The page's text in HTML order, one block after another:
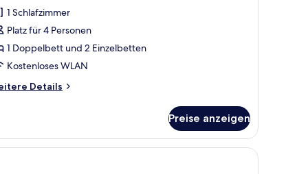
1 Schlafzimmer
Platz für 4 Personen
1 Doppelbett und 2 Einzelbetten
Kostenloses WLAN
Details
Preise anzeigen